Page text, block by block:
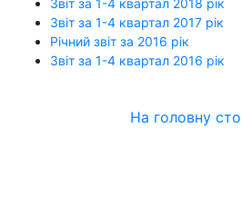
Звіт за 1-4 квартал 2018 рік
Звіт за 1-4 квартал 2017 рік
Річний звіт за 2016 рік
Звіт за 1-4 квартал 2016 рік
На головну